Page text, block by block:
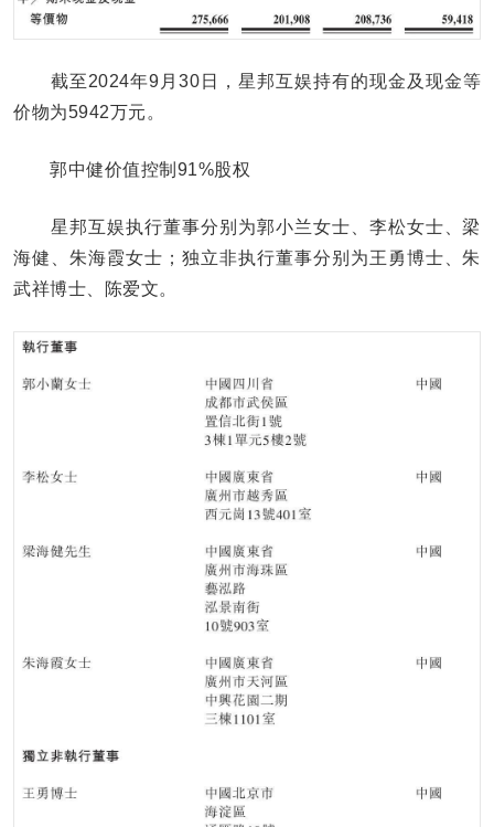
截至2024年9月30日，星邦互娱持有的现金及现金等
价物为5942万元。
郭中健价值控制91%股权
星邦互娱执行董事分别为郭小兰女士、李松女士、梁
海健、朱海霞女士；独立非执行董事分别为王勇博士、朱
武祥博士、陈爱文。